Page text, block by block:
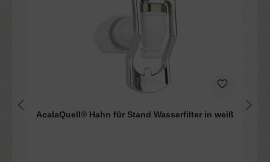
AcalaQuell® Hahn für Stand Wasserfilter in weiß